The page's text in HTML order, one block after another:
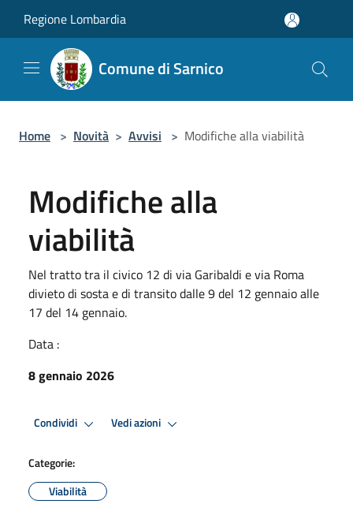
Regione Lombardia
Comune di Sarnico
Home > Novità > Avvisi > Modifiche alla viabilità
Modifiche alla
viabilità
Nel tratto tra il civico 12 di via Garibaldi e via Roma
divieto di sosta e di transito dalle 9 del 12 gennaio alle
17 del 14 gennaio.
Data :
8 gennaio 2026
Condividi Vedi azioni
Categorie:
Viabilità